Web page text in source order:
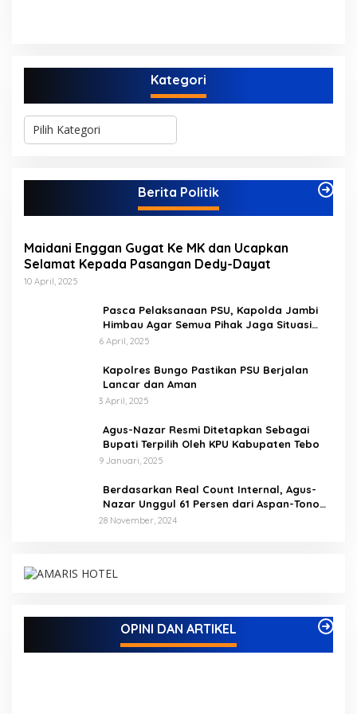
Kategori
K
g
Berita Politik
Maidani Enggan Gugat Ke MK dan Ucapkan
Selamat Kepada Pasangan Dedy-Dayat
10 April, 2025
Pasca Pelaksanaan PSU, Kapolda Jambi
Himbau Agar Semua Pihak Jaga Situasi
Kamtibmas
6 April, 2025
Kapolres Bungo Pastikan PSU Berjalan
Lancar dan Aman
3 April, 2025
Agus-Nazar Resmi Ditetapkan Sebagai
Bupati Terpilih Oleh KPU Kabupaten Tebo
9 Januari, 2025
Berdasarkan Real Count Internal, Agus-
Nazar Unggul 61 Persen dari Aspan-Tono
Hanya 39 Persen
28 November, 2024
OPINI DAN ARTIKEL
Berbasis Digital di Desa Suka Jaya
Di ADVETORIAL, BISNIS, BUNGO, DAERAH, INFORMASI, OPINI DAN
ARTIKEL, PEMERINTAHAN, PENDIDIKAN, PERISTIWA